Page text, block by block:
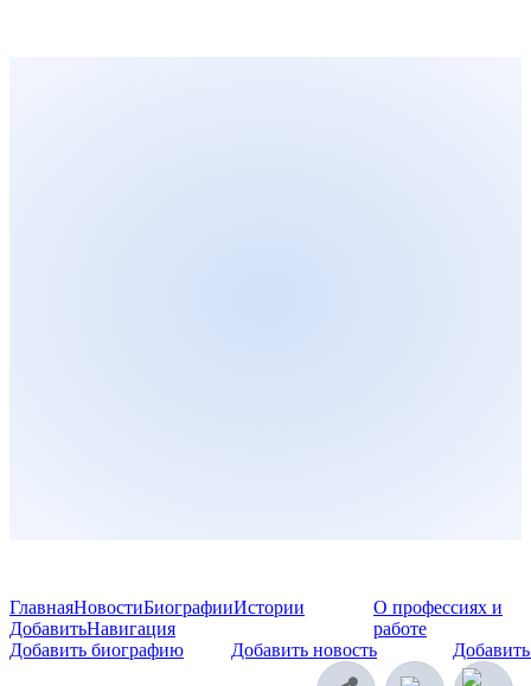
ГлавнаяНовостиБиографииИстории
ДобавитьНавигация
О профессиях и
работе
Добавить биографию
Добавить новость